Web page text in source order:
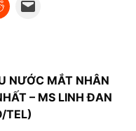
NƯỚC MẮT NHÂN
– MS LINH ĐAN
TEL)